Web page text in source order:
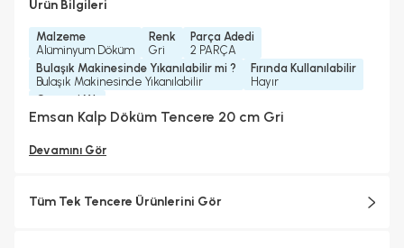
Ürün Bilgileri
Malzeme
Alüminyum Döküm
Renk
Gri
Parça Adedi
2 PARÇA
Bulaşık Makinesinde Yıkanılabilir mi ?
Bulaşık Makinesinde Yıkanılabilir
Fırında Kullanılabilir
Hayır
Garanti Yılı
2 Yıl
Emsan Kalp Döküm Tencere 20 cm Gri
Devamını Gör
Tüm Tek Tencere Ürünlerini Gör